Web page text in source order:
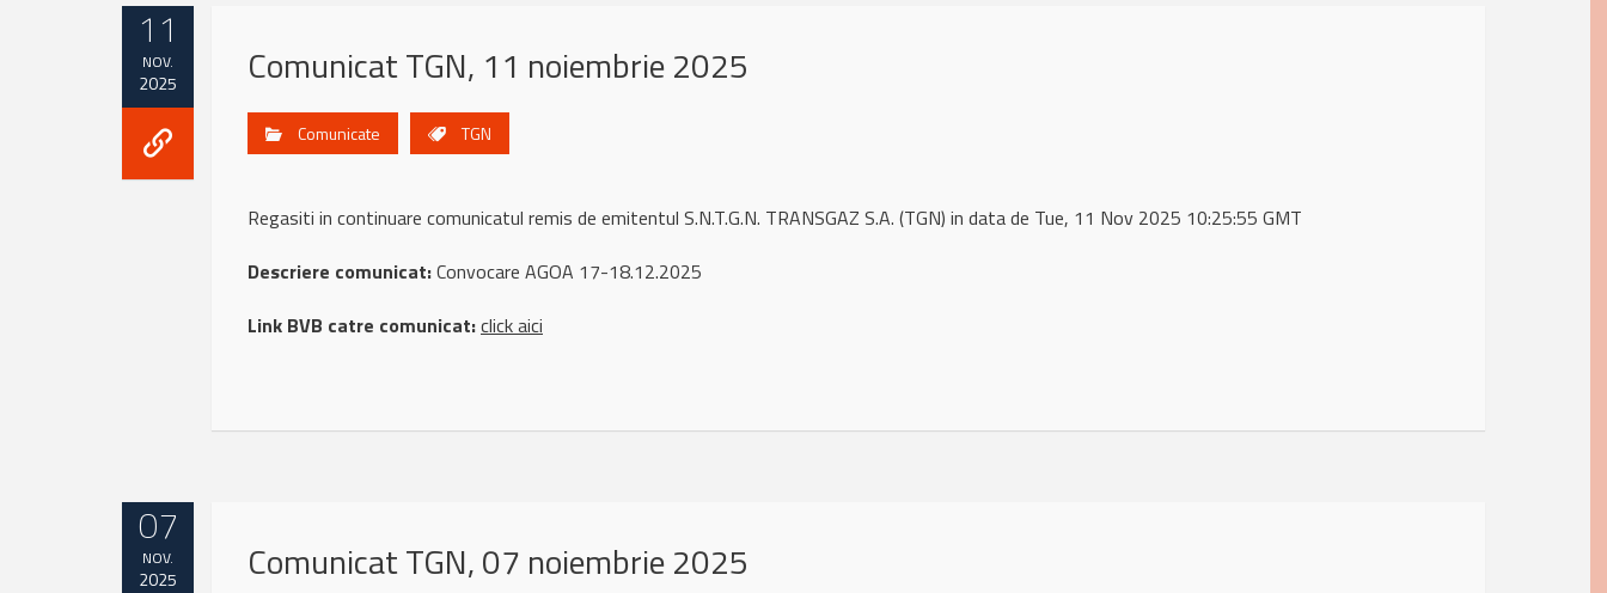
11
NOV.
2025 Comunicat TGN, 11 noiembrie 2025
Comunicate TGN
Regasiti in continuare comunicatul remis de emitentul S.N.T.G.N. TRANSGAZ S.A. (TGN) in data de Tue, 11 Nov 2025 10:25:55 GMT
Descriere comunicat:Convocare AGOA 17-18.12.2025
Link BVB catre comunicat:click aici
07
NOV.
2025 Comunicat TGN, 07 noiembrie 2025